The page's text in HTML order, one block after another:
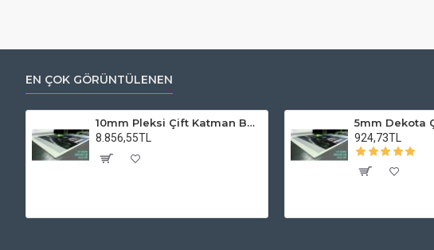
EN ÇOK GÖRÜNTÜLENEN
10mm Pleksi Çift Katman Baskı
8.856,55TL
924,73TL